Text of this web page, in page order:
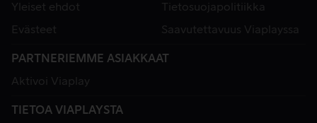
Yleiset ehdot
Tietosuojapolitiikka
Evästeet
Saavutettavuus Viaplayssa
PARTNERIEMME ASIAKKAAT
Aktivoi Viaplay
TIETOA VIAPLAYSTA